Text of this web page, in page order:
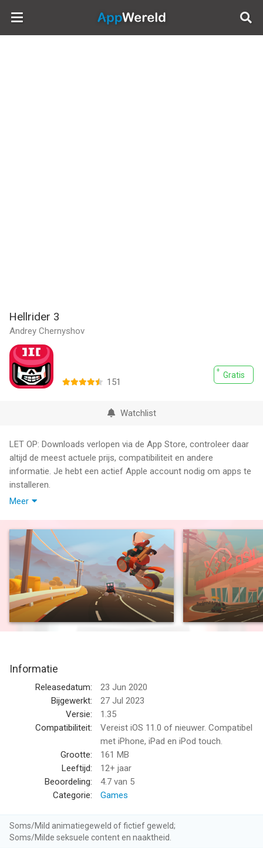
AppWereld
Hellrider 3
Andrey Chernyshov
Gratis
151
Watchlist
LET OP: Downloads verlopen via de App Store, controleer daar
altijd de meest actuele prijs, compatibiliteit en andere
informatie. Je hebt een actief Apple account nodig om apps te
installeren.
3D gameplay. A bunch of unusual game mechanics, allowing to
look at the runner games from a new side!
Game Features:
-Multiple game modes with their challenges and goals
-Amazing story revealing the world of Hellrider from a new
perspective
-Many characters who need a real hero!
Hellrider 3 van Andrey Chernyshov is een app voor iPhone, iPad
en iPod touch met iOS versie 11.0 of hoger, geschikt bevonden
voor gebruikers met leeftijden vanaf12 jaar
Informatie voor Hellrider 3is het laatst vergeleken op 10 Aug
om 07:29.
Meer
Informatie
Releasedatum:
23 Jun 2020
Bijgewerkt:
27 Jul 2023
Versie:
1.35
Compatibiliteit:
Vereist iOS 11.0 of nieuwer. Compatibel
met iPhone, iPad en iPod touch.
Grootte:
161 MB
Leeftijd:
12+ jaar
Beoordeling:
4.7 van 5
Categorie:
Games
Soms/Mild animatiegeweld of fictief geweld;
Soms/Milde seksuele content en naaktheid.